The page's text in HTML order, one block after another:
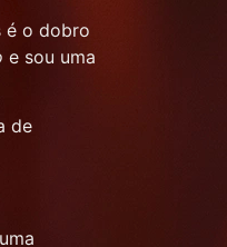
é o dobro
e sou uma
de